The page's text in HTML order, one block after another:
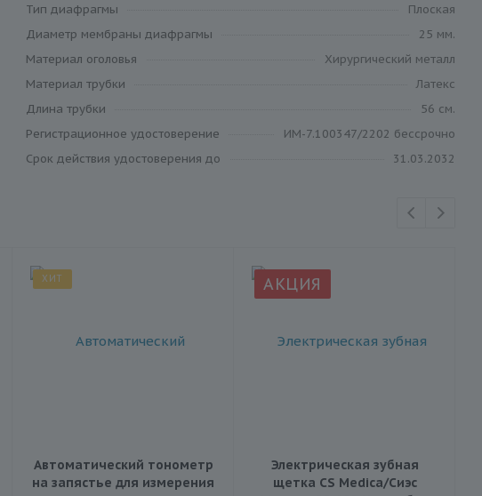
Тип диафрагмы
Плоская
Диаметр мембраны диафрагмы
25 мм.
Материал оголовья
Хирургический металл
Материал трубки
Латекс
Длина трубки
56 см.
Регистрационное удостоверение
ИМ-7.100347/2202 бессрочно
Срок действия удостоверения до
31.03.2032
ХИТ
Автоматический тонометр
на запястье для измерения
АКЦИЯ
Электрическая зубная
щетка CS Medica/Сиэс